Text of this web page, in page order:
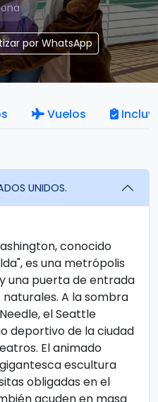
por WhatsApp
Vuelos
UNIDOS.
conocido
es una metrópolis
una puerta de entrada
A la sombra
el Seattle
deportivo de la ciudad
El animado
escultura
obligadas en el